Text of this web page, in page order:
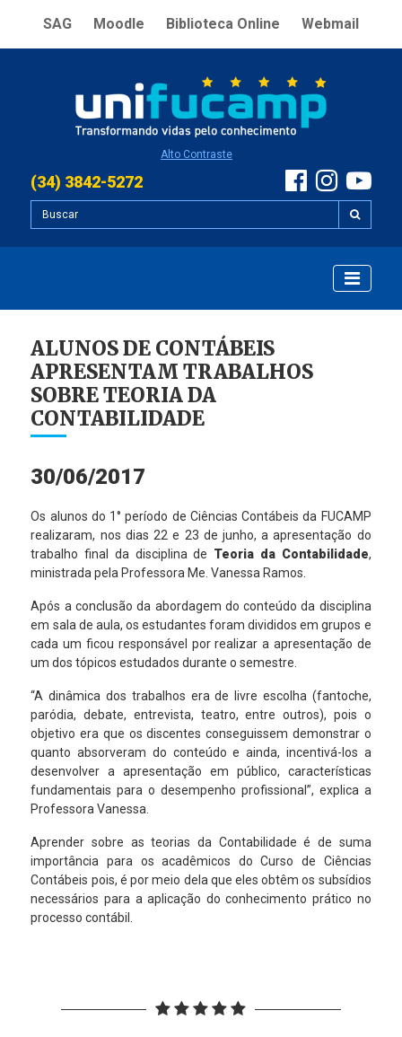
SAG Moodle Biblioteca Online Webmail
Alto Contraste
(34) 3842-5272
ALUNOS DE CONTÁBEIS
APRESENTAM TRABALHOS
SOBRE TEORIA DA
CONTABILIDADE
30/06/2017
Os alunos do 1° período de Ciências Contábeis da FUCAMP
realizaram, nos dias 22 e 23 de junho, a apresentação do
trabalho final da disciplina de Teoria da Contabilidade,
ministrada pela Professora Me. Vanessa Ramos.
Após a conclusão da abordagem do conteúdo da disciplina
em sala de aula, os estudantes foram divididos em grupos e
cada um ficou responsável por realizar a apresentação de
um dos tópicos estudados durante o semestre.
“A dinâmica dos trabalhos era de livre escolha (fantoche,
paródia, debate, entrevista, teatro, entre outros), pois o
objetivo era que os discentes conseguissem demonstrar o
quanto absorveram do conteúdo e ainda, incentivá-los a
desenvolver a apresentação em público, características
fundamentais para o desempenho profissional”, explica a
Professora Vanessa.
Aprender sobre as teorias da Contabilidade é de suma
importância para os acadêmicos do Curso de Ciências
Contábeis pois, é por meio dela que eles obtêm os subsídios
necessários para a aplicação do conhecimento prático no
processo contábil.